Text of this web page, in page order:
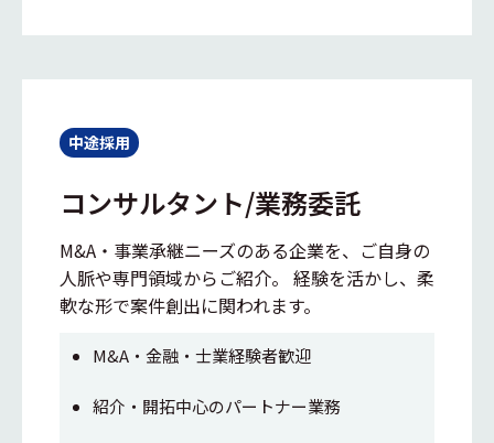
中途採用
コンサルタント/業務委託
M&A・事業承継ニーズのある企業を、ご自身の
人脈や専門領域からご紹介。 経験を活かし、柔
軟な形で案件創出に関われます。
M&A・金融・士業経験者歓迎
紹介・開拓中心のパートナー業務